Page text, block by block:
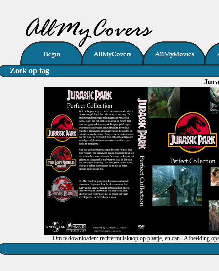
Zoek op tag
Om te downloaden: rechtermuisknop op plaatje, en dan "Afbeelding